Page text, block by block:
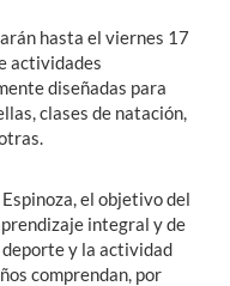
hasta el viernes 17
actividades
diseñadas para
clases de natación,
el objetivo del
integral y de
y la actividad
comprendan, por